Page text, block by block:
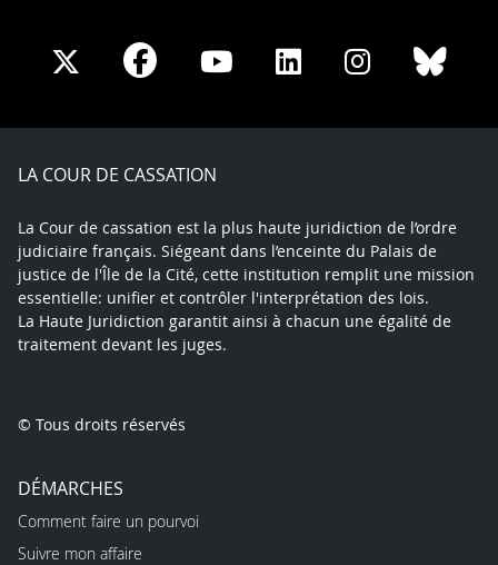
Share
X
Share
Facebook
Share
Youtube
Share
LinkedIn
Share
Instagram
LA COUR DE CASSATION
La Cour de cassation est la plus haute juridiction de l’ordre
judiciaire français. Siégeant dans l’enceinte du Palais de
justice de l'Île de la Cité, cette institution remplit une mission
essentielle: unifier et contrôler l'interprétation des lois.
La Haute Juridiction garantit ainsi à chacun une égalité de
traitement devant les juges.
© Tous droits réservés
DÉMARCHES
Comment faire un pourvoi
Suivre mon affaire